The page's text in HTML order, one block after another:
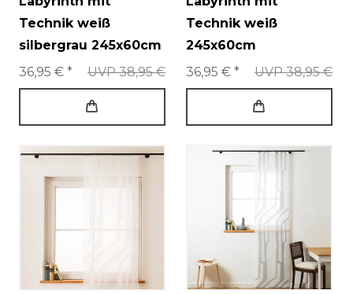
Technik weiß
silbergrau 245x60cm
UVP 38,95 €
36,95 € *
Technik weiß
245x60cm
UVP 38,95 €
36,95 € *